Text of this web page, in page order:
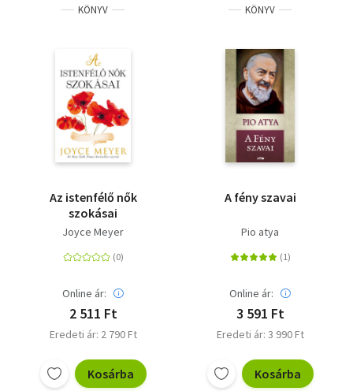
KÖNYV
Az istenfélő nők
szokásai
Joyce Meyer
Online ár:
2 511 Ft
Eredeti ár: 2 790 Ft
Kosárba
KÖNYV
A fény szavai
Pio atya
Online ár:
3 591 Ft
Eredeti ár: 3 990 Ft
Kosárba